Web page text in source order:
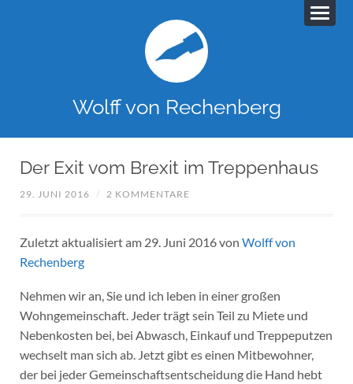
Wolff von Rechenberg
Der Exit vom Brexit im Treppenhaus
29. JUNI 2016 / 2 KOMMENTARE
Zuletzt aktualisiert am 29. Juni 2016 von Wolff von
Rechenberg
Nehmen wir an, Sie und ich leben in einer großen
Wohngemeinschaft. Jeder trägt sein Teil zu Miete und
Nebenkosten bei, bei Abwasch, Einkauf und Treppeputzen
wechselt man sich ab. Jetzt gibt es einen Mitbewohner,
der bei jeder Gemeinschaftsentscheidung die Hand hebt